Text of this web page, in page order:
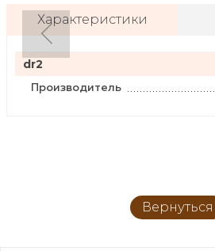
Характеристики
dr2
Производитель
Вернуться